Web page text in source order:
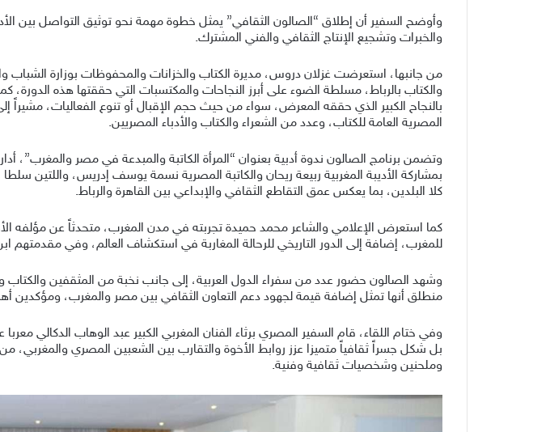
وأوضح السفير أن إطلاق “الصالون الثقافي” يمثل خطوة مهمة نحو توثيق التواصل بين
والخبرات وتشجيع الإنتاج الثقافي والفني المشترك.
من جانبها، استعرضت غزلان دروس، مديرة الكتاب والخزانات والمحفوظات بوزارة الشباب
والكتاب بالرباط، مسلطة الضوء على أبرز النجاحات والمكتسبات التي حققتها هذه الدورة،
بالنجاح الكبير الذي حققه المعرض، سواء من حيث حجم الإقبال أو تنوع الفعاليات،
المصرية العامة للكتاب، وعدد من الشعراء والكتاب والأدباء المصريين.
وتضمن برنامج الصالون ندوة أدبية بعنوان “المرأة الكاتبة والمبدعة في مصر والمغرب”،
بمشاركة الأديبة المغربية ربيعة ريحان والكاتبة المصرية نسمة يوسف إدريس، واللتين
كلا البلدين، بما يعكس عمق التقاطع الثقافي والإبداعي بين القاهرة والرباط.
كما استعرض الإعلامي والشاعر محمد حميدة تجربته في مدن المغرب، متحدثاً عن مؤلفه
للمغرب، إضافة إلى الدور التاريخي للرحالة المغاربة في استكشاف العالم، وفي مقدمتهم
وشهد الصالون حضور عدد من سفراء الدول العربية، إلى جانب نخبة من المثقفين والكتاب
منطلق أنها تمثل إضافة قيمة لجهود دعم التعاون الثقافي بين مصر والمغرب، ومؤكدين
وفي ختام اللقاء، قام السفير المصري برثاء الفنان المغربي الكبير عبد الوهاب الدكالي
بل شكل جسراً ثقافياً متميزا عزز روابط الأخوة والتقارب بين الشعبين المصري والمغربي،
وملحنين وشخصيات ثقافية وفنية.